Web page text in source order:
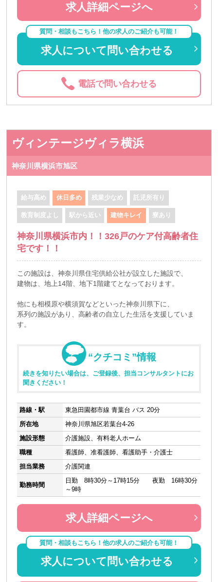
求人詳細ページへ
質問・相談もこちら！他の求人のご紹介も可能！
求人について問い合わせる
電話で問い合わせる
ヴィンテージヴィラ横浜
神奈川県横浜市旭区
給与高め 休日多め 残業少なめ 託児所有り
教育制度よし 駅から近い 建物キレイ 寮あり
神奈川県横浜市内！！326戸のケア付高齢者住
宅です！！
この施設は、神奈川県住宅供給公社が設立した施設で、
建物は、地上14階、地下1階建てとなっております。
他にも相模原や横須賀などといった神奈川県下に、
系列の施設があり、高齢者の自立した生活を支援していま
す。
“クチコミ”情報
続きを知りたい場合は、ご登録後、担当コンサルタントにお
聞きください！
路線・駅
東急田園都市線 青葉台 バス 20分
所在地
神奈川県旭区若葉台4-26
施設形態
介護施設、有料老人ホーム
職種
看護師、准看護師、看護助手・介護士
担当業務
介護関連
勤務時間
日勤 8時30分～17時15分 夜勤 16時30分
～9時
求人詳細ページへ
質問・相談もこちら！他の求人のご紹介も可能！
求人について問い合わせる